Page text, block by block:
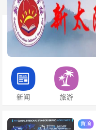
新闻 旅游
置顶